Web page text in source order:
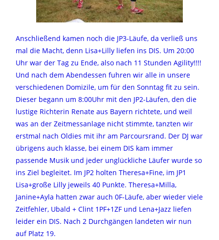
Anschließend kamen noch die JP3-Läufe, da verließ uns
mal die Macht, denn Lisa+Lilly liefen ins DIS. Um 20:00
Uhr war der Tag zu Ende, also nach 11 Stunden Agility!!!!
Und nach dem Abendessen fuhren wir alle in unsere
verschiedenen Domizile, um für den Sonntag fit zu sein.
Dieser begann um 8:00Uhr mit den JP2-Läufen, den die
lustige Richterin Renate aus Bayern richtete, und weil
was an der Zeitmessanlage nicht stimmte, tanzten wir
erstmal nach Oldies mit ihr am Parcoursrand. Der DJ war
übrigens auch klasse, bei einem DIS kam immer
passende Musik und jeder unglückliche Läufer wurde so
ins Ziel begleitet. Im JP2 holten Theresa+Fine, im JP1
Lisa+große Lilly jeweils 40 Punkte. Theresa+Milla,
Janine+Ayla hatten zwar auch 0F-Läufe, aber wieder viele
Zeitfehler, Ubald + Clint 1PF+1ZF und Lena+Jazz liefen
leider ein DIS. Nach 2 Durchgängen landeten wir nun
auf Platz 19.